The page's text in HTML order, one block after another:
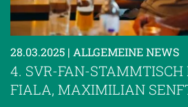
28.03.2025 | ALLGEMEINE NEWS
4. SVR-FAN-
FIALA, MAXIMILIAN